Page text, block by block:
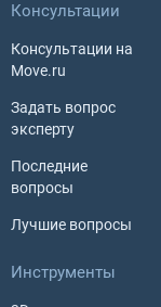
Консультации
Консультации на
Move.ru
Задать вопрос
эксперту
Последние
вопросы
Лучшие вопросы
Инструменты